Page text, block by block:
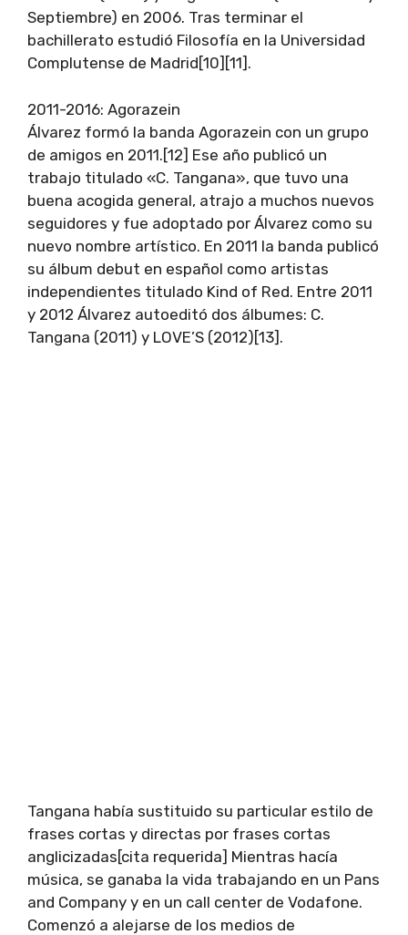
Septiembre) en 2006. Tras terminar el
bachillerato estudió Filosofía en la Universidad
Complutense de Madrid[10][11].
2011-2016: Agorazein
Álvarez formó la banda Agorazein con un grupo
de amigos en 2011.[12] Ese año publicó un
trabajo titulado «C. Tangana», que tuvo una
buena acogida general, atrajo a muchos nuevos
seguidores y fue adoptado por Álvarez como su
nuevo nombre artístico. En 2011 la banda publicó
su álbum debut en español como artistas
independientes titulado Kind of Red. Entre 2011
y 2012 Álvarez autoeditó dos álbumes: C.
Tangana (2011) y LOVE’S (2012)[13].
Tangana había sustituido su particular estilo de
frases cortas y directas por frases cortas
anglicizadas[cita requerida] Mientras hacía
música, se ganaba la vida trabajando en un Pans
and Company y en un call center de Vodafone.
Comenzó a alejarse de los medios de